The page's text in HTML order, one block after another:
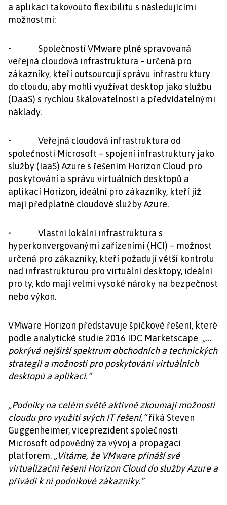
a aplikací takovouto flexibilitu s následujícími
možnostmi:
• Společností VMware plně spravovaná
veřejná cloudová infrastruktura – určená pro
zákazníky, kteří outsourcují správu infrastruktury
do cloudu, aby mohli využívat desktop jako službu
(DaaS) s rychlou škálovatelností a předvídatelnými
náklady.
• Veřejná cloudová infrastruktura od
společnosti Microsoft – spojení infrastruktury jako
služby (IaaS) Azure s řešením Horizon Cloud pro
poskytování a správu virtuálních desktopů a
aplikací Horizon, ideální pro zákazníky, kteří již
mají předplatné cloudové služby Azure.
• Vlastní lokální infrastruktura s
hyperkonvergovanými zařízeními (HCI) – možnost
určená pro zákazníky, kteří požadují větší kontrolu
nad infrastrukturou pro virtuální desktopy, ideální
pro ty, kdo mají velmi vysoké nároky na bezpečnost
nebo výkon.
VMware Horizon představuje špičkové řešení, které
podle analytické studie 2016 IDC Marketscape „…
pokrývá nejširší spektrum obchodních a technických
strategií a možností pro poskytování virtuálních
desktopů a aplikací.“
„Podniky na celém světě aktivně zkoumají možnosti
cloudu pro využití svých IT řešení,“říká Steven
Guggenheimer, viceprezident společnosti
Microsoft odpovědný za vývoj a propagaci
platforem. „Vítáme, že VMware přináší své
virtualizační řešení Horizon Cloud do služby Azure a
přivádí k ní podnikové zákazníky.“